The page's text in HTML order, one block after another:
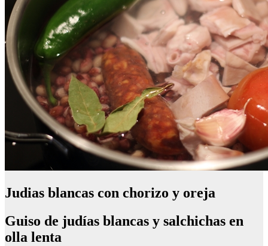
Judias blancas con chorizo y oreja
Guiso de judías blancas y salchichas en
olla lenta